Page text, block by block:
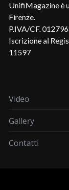
UnifiMagazine è
Firenze.
P.IVA/CF.
Iscrizione al
11597
Video
Gallery
Contatti